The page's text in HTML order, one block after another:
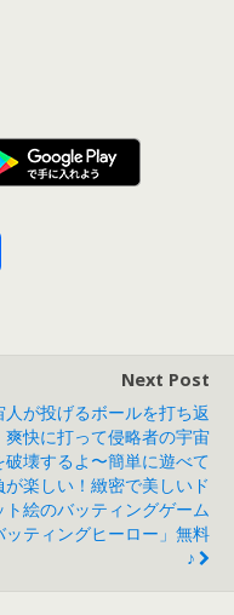
Next Post
人が投げるボールを打ち返
爽快に打って侵略者の宇宙
破壊するよ〜簡単に遊べて
が楽しい！緻密で美しいド
ト絵のバッティングゲーム
ッティングヒーロー」無料
♪